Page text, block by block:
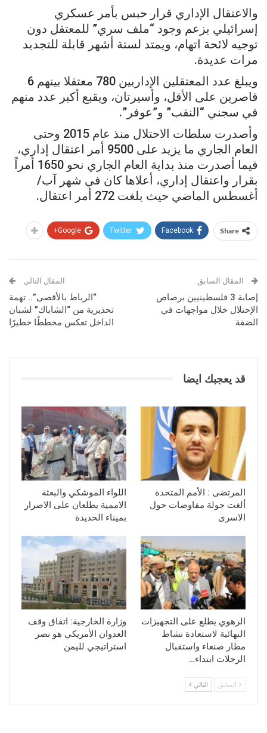
والاعتقال الإداري قرار حبس بأمر عسكري
إسرائيلي بزعم وجود “ملف سري” للمعتقل دون
توجيه لائحة اتهام، ويمتد لستة أشهر قابلة للتجديد
مرات عديدة.
ويبلغ عدد المعتقلين الإداريين 780 معتقلا بينهم 6
قاصرين على الأقل، وأسيرتان، ويقبع أكبر عدد منهم
في سجني “النقب” و”عوفر”.
وأصدرت سلطات الاحتلال منذ عام 2015 وحتى
العام الجاري ما يزيد على 9500 أمر اعتقال إداري،
فيما أصدرت منذ بداية العام الجاري نحو 1650 أمراً
بقرار واعتقال إداري، أعلاها كان في شهر آب/
أغسطس الماضي حيث بلغت 272 أمر اعتقال.
Share
Facebook
Twitter
Google+
المقال السابق
إصابة 3 فلسطينيين برصاص
الإحتلال خلال مواجهات في
الضفة
المقال التالي
“الرباط بالأقصى”.. تهمة
تحذيرية من “الشاباك” لشبان
الداخل تعكس مخططًا خطيرًا
قد يعجبك ايضا
المرتضى : الأمم المتحدة
ألغت جولة مفاوضات حول
الاسرى
اللواء الموشكي والبعثة
الاممية يطلعان على الاضرار
بميناء الحديدة
الرهوي يطلع على التجهيزات
النهائية لاستعادة نشاط
مطار صنعاء واستقبال
الرحلات ابتداء…
وزارة الخارجية: اتفاق وقف
العدوان الأمريكي هو نصر
استراتيجي لليمن
السابق التالي